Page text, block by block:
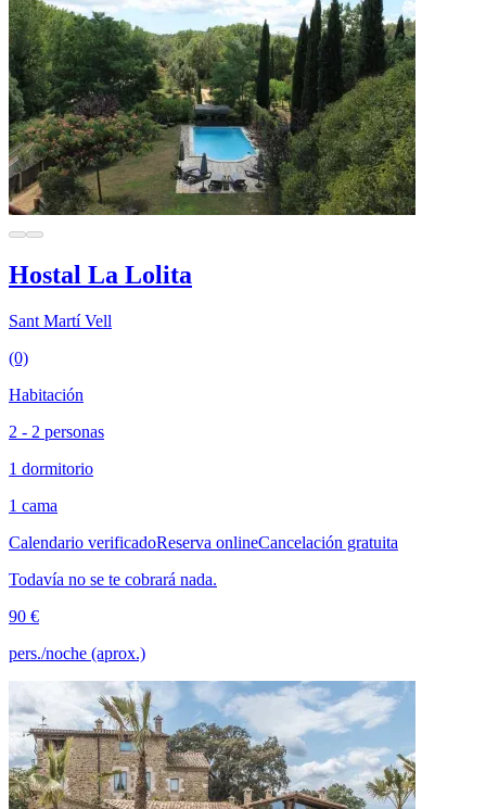
Hostal La Lolita
Sant Martí Vell
(0)
Habitación
2 - 2 personas
1 dormitorio
1 cama
Calendario verificadoReserva onlineCancelación gratuita
Todavía no se te cobrará nada.
90 €
pers./noche (aprox.)